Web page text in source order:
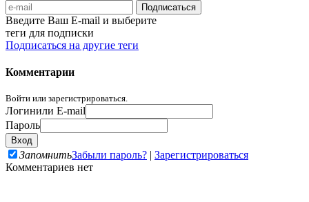
Введите Ваш E-mail и выберите
теги для подписки
Подписаться на другие теги
Комментарии
Войти или зарегистрироваться.
Логинили E-mail
Пароль
ЗапомнитьЗабыли пароль? | Зарегистрироваться
Комментариев нет